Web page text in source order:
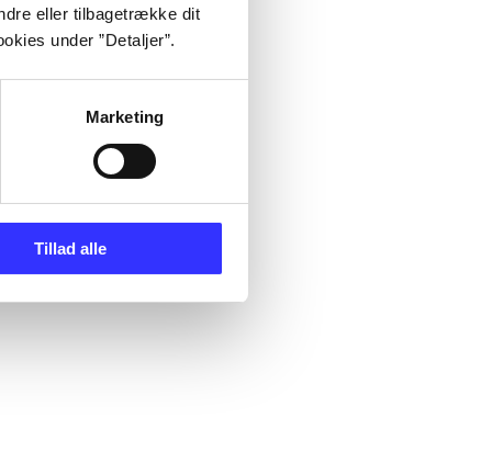
eller tilbagetrække dit
under ”Detaljer”.
Marketing
Tillad alle